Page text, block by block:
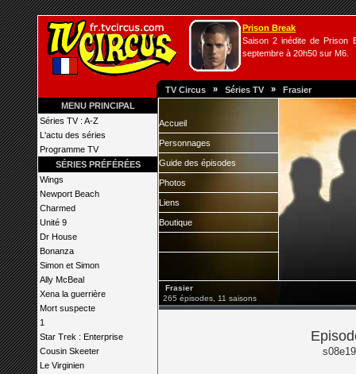
Prison Break
Saison 2 inédite de Prison
septembre à 20h50 sur M6.
TV Circus » Séries TV » Frasier
MENU PRINCIPAL
Séries TV : A-Z
L'actu des séries
Programme TV
SÉRIES PRÉFÉRÉES
Wings
Newport Beach
Charmed
Unité 9
Dr House
Bonanza
Simon et Simon
Ally McBeal
Xena la guerrière
Mort suspecte
1
Star Trek : Enterprise
Cousin Skeeter
Le Virginien
Accueil
Personnages
Guide des épisodes
Photos
Liens
Boutique
Frasier
265 épisodes, 11 saisons